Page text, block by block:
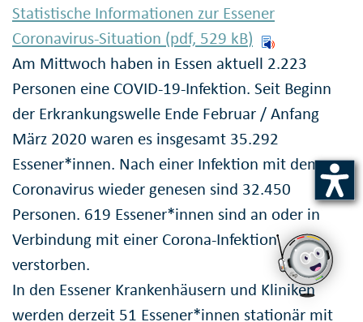
Statistische Informationen zur Essener
Coronavirus-Situation (pdf, 529 kB)
Am Mittwoch haben in Essen aktuell 2.223
Personen eine COVID-19-Infektion. Seit Beginn
der Erkrankungswelle Ende Februar / Anfang
März 2020 waren es insgesamt 35.292
Essener*innen. Nach einer Infektion mit dem
Coronavirus wieder genesen sind 32.450
Personen. 619 Essener*innen sind an oder in
Verbindung mit einer Corona-Infektion
verstorben.
In den Essener Krankenhäusern und Kliniken
werden derzeit 51 Essener*innen stationär mit